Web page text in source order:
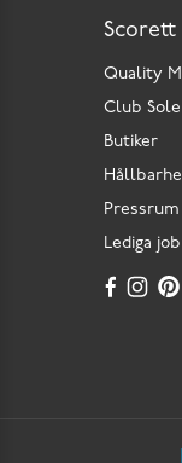
Scorett
Quality
Club
Butiker
Pressrum
Lediga